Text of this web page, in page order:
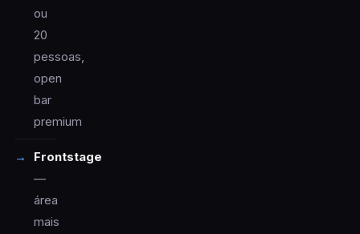
ou
20
pessoas,
open
bar
premium
Frontstage
—
área
mais